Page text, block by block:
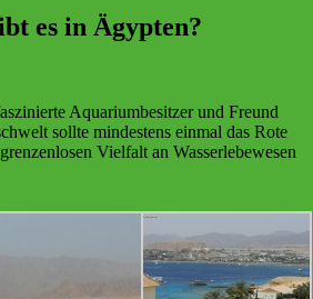
es in Ägypten?
Aquariumbesitzer und Freund
sollte mindestens einmal das Rote
Vielfalt an Wasserlebewesen